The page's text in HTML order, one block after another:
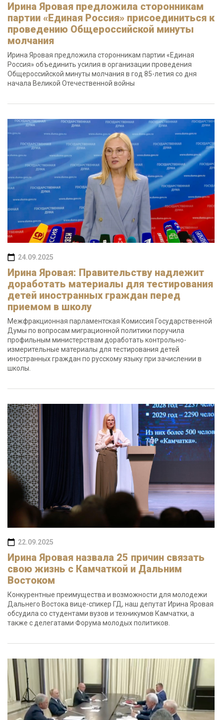
Ирина Яровая предложила сторонникам
партии «Единая Россия» присоединиться к
проведению Общероссийской минуты
молчания
Ирина Яровая предложила сторонникам партии «Единая
Россия» объединить усилия в организации проведения
Общероссийской минуты молчания в год 85-летия со дня
начала Великой Отечественной войны
24.09.2025
Ирина Яровая: Правительству надлежит
доработать материалы для тестирования
детей иностранных граждан перед
приемом в школу
Межфракционная парламентская Комиссия Государственной
Думы по вопросам миграционной политики поручила
профильным министерствам доработать контрольно-
измерительные материалы для тестирования детей
иностранных граждан по русскому языку при зачислении в
школы.
22.09.2025
Ирина Яровая назвала 25 причин связать
свою жизнь с Камчаткой и Дальним
Востоком
Конкурентные преимущества и возможности для молодежи
Дальнего Востока вице-спикер ГД, наш депутат Ирина Яровая
обсудила со студентами вузов и техникумов Камчатки, а
также с делегатами Форума молодых политиков.